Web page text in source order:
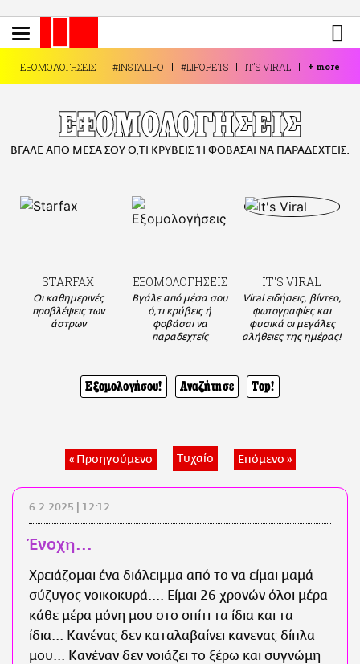
το
περιεχόμενο
NEWSLETTER
ΜΙΚΡΟΠΡΑΓΜΑΤΑ
THE GOOD LIFO
CITY GUIDE
ΕΙΔΗΣΕΙΣ
CULTURE
ΑΠΟΨΕΙΣ
ΤΡΟΠΟΣ ΖΩΗΣ
PODCASTS
ΕΞΟΜΟΛΟΓΗΣΕΙΣ #INSTALIFO #LIFOPETS IT'S VIRAL + more
ΕΞΟΜΟΛΟΓΗΣΕΙΣ
ΒΓΑΛΕ ΑΠΟ ΜΕΣΑ ΣΟΥ Ο,ΤΙ ΚΡΥΒΕΙΣ Ή ΦΟΒΑΣΑΙ ΝΑ ΠΑΡΑΔΕΧΤΕΙΣ.
STARFAX
Οι καθημερινές
προβλέψεις των
άστρων
ΕΞΟΜΟΛΟΓΗΣΕΙΣ
Βγάλε από μέσα σου
ό,τι κρύβεις ή
φοβάσαι να
παραδεχτείς
IT'S VIRAL
Viral ειδήσεις, βίντεο,
φωτογραφίες και
φυσικά οι μεγάλες
αλήθειες της ημέρας!
Εξομολογήσου! Αναζήτησε Top!
« Προηγούμενο Τυχαίο Επόμενο »
6.2.2025 | 12:12
Ένοχη...
Χρειάζομαι ένα διάλειμμα από το να είμαι μαμά
σύζυγος νοικοκυρά.... Είμαι 26 χρονών όλοι μέρα
κάθε μέρα μόνη μου στο σπίτι τα ίδια και τα
ίδια... Κανένας δεν καταλαβαίνει κανενας δίπλα
μου... Κανέναν δεν νοιάζει το ξέρω και συγνώμη